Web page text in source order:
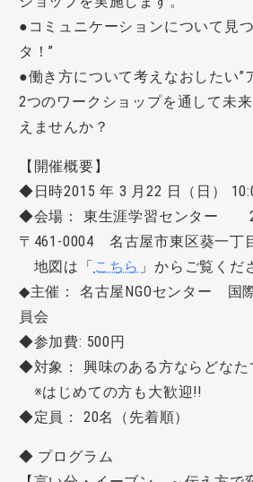
●コミュニケーションについて見
タ！”
●働き方について考えなおしたい”
2つのワークショップを通して未
えませんか？
【開催概要】
◆日時2015 年 3 月22 日（日）
◆会場： 東生涯学習センター 2
〒461-0004 名古屋市東区葵一丁
地図は「 こちら 」からご覧く
◆主催： 名古屋NGOセンター 国
員会
◆参加費: 500円
◆対象： 興味のある方ならどなた
※はじめての方も大歓迎!!
◆定員： 20名（先着順）
◆ プログラム